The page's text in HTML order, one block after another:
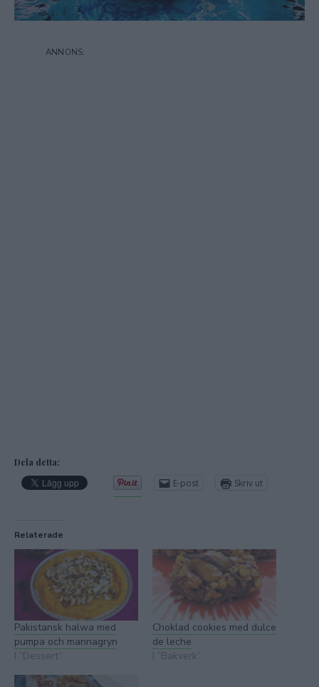
Dela detta:
E-post Skriv ut
Relaterade
Pakistansk halwa med
pumpa och mannagryn
I ”Dessert”
Choklad cookies med dulce
de leche
I ”Bakverk”